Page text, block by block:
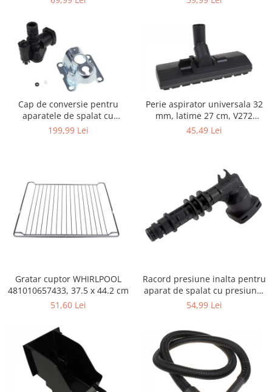
Igiena si ingrijire
Jucarii si Jocuri
Maternitate
Petshop
Accesorii animale de companie
Acvaristica
Castroane si adapatori animale
Igiena animale de companie
Mobila si transport animale de
PC, Periferice & Software
Componente PC
Desktop PC & Monitoare
Imprimante, Scanere &
Consumabile
Servere, Componente & UPS
Telecomenzi garaj
Accesorii antrenament
Accesorii Fitness
Accesorii sportive
Articole Voiaj
Cap de conversie pentru
aparatele de spalat cu
presiune KARCHER K
199,99 Lei
Perie aspirator universala 32
mm, latime 27 cm, V272
ECONOMY
45,49 Lei
Gratar cuptor WHIRLPOOL
481010657433, 37.5 x 44.2 cm
51,60 Lei
Racord presiune inalta pentru
aparat de spalat cu presiune,
KARCHER 9.013-355.0, K4/K5
54,99 Lei